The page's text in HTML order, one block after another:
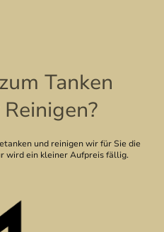
Tanken
und reinigen wir für Sie die
wird ein kleiner Aufpreis fällig.